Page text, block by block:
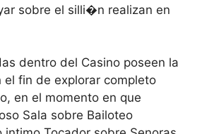
sobre el silli�n realizan en
dentro del Casino poseen la
el fin de explorar completo
en el momento en que
Sala sobre Bailoteo